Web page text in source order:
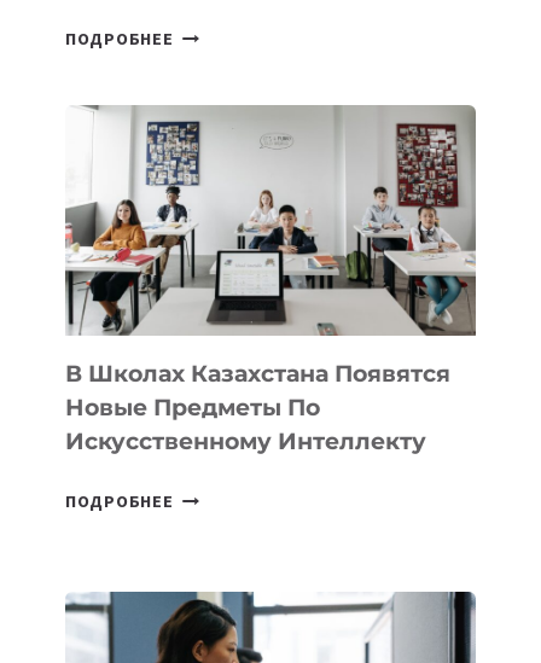
ПОДРОБНЕЕ ОТКРЫТ
DEAL
VELOCITY
BY
MOST
—
МЕЖДУНАРОДНУЮ
ПРОГРАММУ
ДЛЯ
ТЕХНОЛОГИЧЕСКИХ
В Школах Казахстана Появятся
Новые Предметы По
Искусственному Интеллекту
ПОДРОБНЕЕ
НОВЫЕ
ПРЕДМЕТЫ